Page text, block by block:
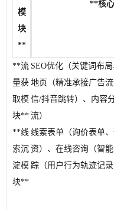
模
块
**
**核
**流
量获
取模
块**
SEO优化（关键词布
地页（精准承接广告
信/抖音跳转）、内容
流）
**线
索沉
淀模
块**
线索表单（询价表单
资）、在线咨询（智
踪（用户行为轨迹记录